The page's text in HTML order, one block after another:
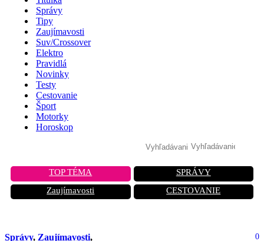
Správy
Tipy
Zaujímavosti
Suv/Crossover
Elektro
Pravidlá
Novinky
Testy
Cestovanie
Šport
Motorky
Horoskop
TOP TÉMA
SPRÁVY
Zaujímavosti
CESTOVANIE
Správy, Zaujímavosti, 0